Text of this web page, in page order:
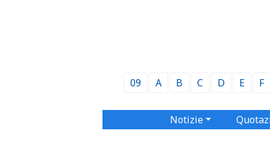
09 A B C D E F
Notizie